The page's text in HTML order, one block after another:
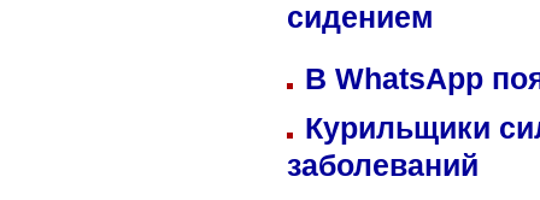
сидением
В WhatsApp
Курильщики
заболеваний